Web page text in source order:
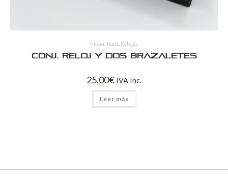
Moda mujer, Relojes
Conj. reloj y dos brazaletes
25,00€ IVA Inc.
Leer más